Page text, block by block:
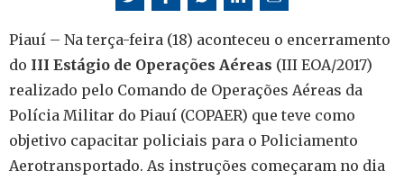
Piauí – Na terça-feira (18) aconteceu o encerramento
do III Estágio de Operações Aéreas (III EOA/2017)
realizado pelo Comando de Operações Aéreas da
Polícia Militar do Piauí (COPAER) que teve como
objetivo capacitar policiais para o Policiamento
Aerotransportado. As instruções começaram no dia